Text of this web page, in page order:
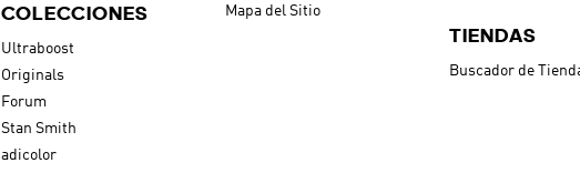
COLECCIONES
Ultraboost
Originals
Forum
Stan Smith
adicolor
Mapa del Sitio
TIENDAS
Buscador de